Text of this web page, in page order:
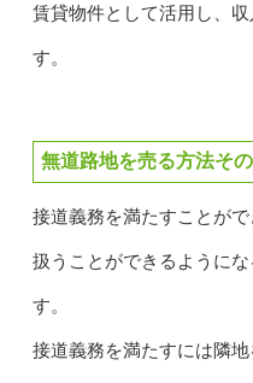
賃貸物件として活用し、
す。
無道路地を売る方法そ
接道義務を満たすことが
扱うことができるように
す。
接道義務を満たすには隣